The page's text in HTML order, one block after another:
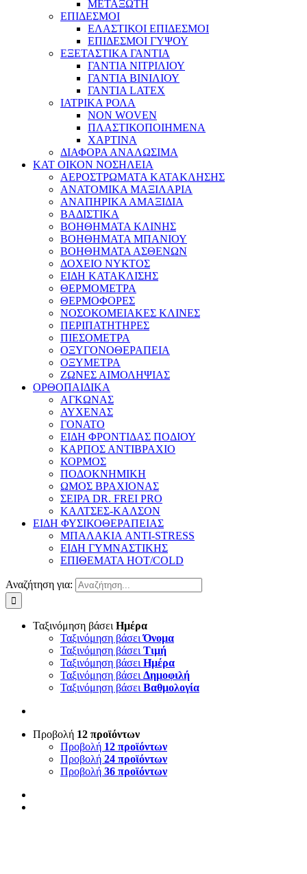
ΜΕΤΑΞΩΤΗ
ΕΠΙΔΕΣΜΟΙ
ΕΛΑΣΤΙΚΟΙ ΕΠΙΔΕΣΜΟΙ
ΕΠΙΔΕΣΜΟΙ ΓΥΨΟΥ
ΕΞΕΤΑΣΤΙΚΑ ΓΑΝΤΙΑ
ΓΑΝΤΙΑ ΝΙΤΡΙΛΙΟΥ
ΓΑΝΤΙΑ ΒΙΝΙΛΙΟΥ
ΓΑΝΤΙΑ LATEX
ΙΑΤΡΙΚΑ ΡΟΛΑ
NON WOVEN
ΠΛΑΣΤΙΚΟΠΟΙΗΜΕΝΑ
ΧΑΡΤΙΝΑ
ΔΙΑΦΟΡΑ ΑΝΑΛΩΣΙΜΑ
ΚΑΤ ΟΙΚΟΝ ΝΟΣΗΛΕΙΑ
ΑΕΡΟΣΤΡΩΜΑΤΑ ΚΑΤΑΚΛΗΣΗΣ
ΑΝΑΤΟΜΙΚΑ ΜΑΞΙΛΑΡΙΑ
ΑΝΑΠΗΡΙΚΑ ΑΜΑΞΙΔΙΑ
ΒΑΔΙΣΤΙΚΑ
ΒΟΗΘΗΜΑΤΑ ΚΛΙΝΗΣ
ΒΟΗΘΗΜΑΤΑ ΜΠΑΝΙΟΥ
ΒΟΗΘΗΜΑΤΑ ΑΣΘΕΝΩΝ
ΔΟΧΕΙΟ ΝΥΚΤΟΣ
ΕΙΔΗ ΚΑΤΑΚΛΙΣΗΣ
ΘΕΡΜΟΜΕΤΡΑ
ΘΕΡΜΟΦΟΡΕΣ
ΝΟΣΟΚΟΜΕΙΑΚΕΣ ΚΛΙΝΕΣ
ΠΕΡΙΠΑΤΗΤΗΡΕΣ
ΠΙΕΣΟΜΕΤΡΑ
ΟΞΥΓΟΝΟΘΕΡΑΠΕΙΑ
ΟΞΥΜΕΤΡΑ
ΖΩΝΕΣ ΑΙΜΟΛΗΨΙΑΣ
ΟΡΘΟΠΑΙΔΙΚΑ
ΑΓΚΩΝΑΣ
ΑΥΧΕΝΑΣ
ΓΟΝΑΤΟ
ΕΙΔΗ ΦΡΟΝΤΙΔΑΣ ΠΟΔΙΟΥ
ΚΑΡΠΟΣ ΑΝΤΙΒΡΑΧΙΟ
ΚΟΡΜΟΣ
ΠΟΔΟΚΝΗΜΙΚΗ
ΩΜΟΣ ΒΡΑΧΙΟΝΑΣ
ΣΕΙΡΑ DR. FREI PRO
ΚΑΛΤΣΕΣ-ΚΑΛΣΟΝ
ΕΙΔΗ ΦΥΣΙΚΟΘΕΡΑΠΕΙΑΣ
ΜΠΑΛΑΚΙΑ ANTI-STRESS
ΕΙΔΗ ΓΥΜΝΑΣΤΙΚΗΣ
ΕΠΙΘΕΜΑΤΑ HOT/COLD
Αναζήτηση για:
Ταξινόμηση βάσει Ημέρα
Ταξινόμηση βάσειΌνομα
Ταξινόμηση βάσει Τιμή
Ταξινόμηση βάσει Ημέρα
Ταξινόμηση βάσει Δημοφιλή
Ταξινόμηση βάσει Βαθμολογία
Προβολή 12 προϊόντων
Προβολή 12 προϊόντων
Προβολή 24 προϊόντων
Προβολή 36 προϊόντων